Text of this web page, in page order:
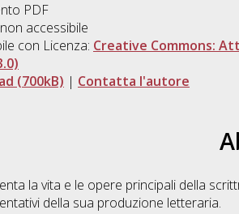
PDF
accessibile
con Licenza: Creative Commons:
(700kB) | Contatta l'autore
la vita e le opere principali della
della sua produzione letteraria.